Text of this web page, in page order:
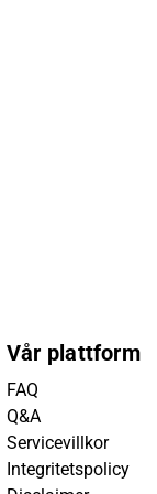
Vår plattform
FAQ
Q&A
Servicevillkor
Integritetspolicy